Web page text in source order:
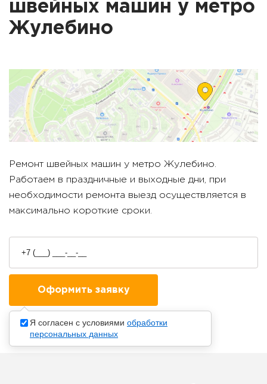
швейных машин у метро
Жулебино
Ремонт швейных машин у метро Жулебино
Работаем в праздничные и выходные дни, при
необходимости ремонта выезд осуществляется в
максимально короткие сроки.
Я согласен с условиями обработки
персональных данных